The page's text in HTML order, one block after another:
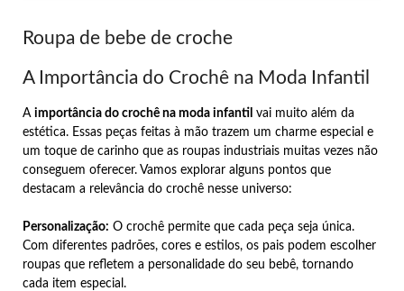
Roupa de bebe de croche
A Importância do Crochê na Moda Infantil
A importância do crochê na moda infantil vai muito além da
estética. Essas peças feitas à mão trazem um charme especial e
um toque de carinho que as roupas industriais muitas vezes não
conseguem oferecer. Vamos explorar alguns pontos que
destacam a relevância do crochê nesse universo:
Personalização: O crochê permite que cada peça seja única.
Com diferentes padrões, cores e estilos, os pais podem escolher
roupas que refletem a personalidade do seu bebê, tornando
cada item especial.